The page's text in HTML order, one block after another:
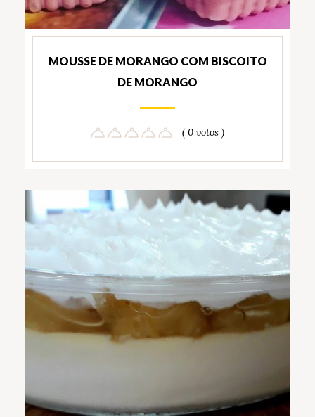
MOUSSE DE MORANGO COM BISCOITO
DE MORANGO
( 0 votos )